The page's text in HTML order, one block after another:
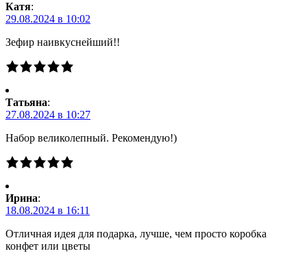
Катя:
29.08.2024 в 10:02
Зефир наивкуснейший!!
Татьяна:
27.08.2024 в 10:27
Набор великолепный. Рекомендую!)
Ирина:
18.08.2024 в 16:11
Отличная идея для подарка, лучше, чем просто коробка
конфет или цветы